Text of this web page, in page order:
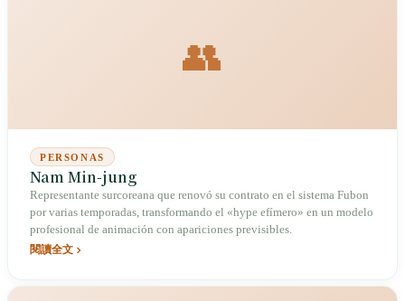
👥
PERSONAS
Nam Min-jung
Representante surcoreana que renovó su contrato en el sistema Fubon
por varias temporadas, transformando el «hype efímero» en un modelo
profesional de animación con apariciones previsibles.
閱讀全文